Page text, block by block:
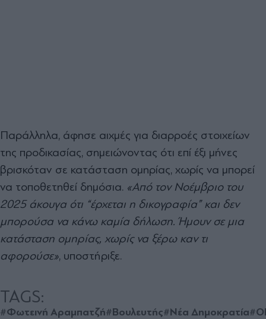
Παράλληλα, άφησε αιχμές για διαρροές στοιχείων
της προδικασίας, σημειώνοντας ότι επί έξι μήνες
βρισκόταν σε κατάσταση ομηρίας, χωρίς να μπορεί
να τοποθετηθεί δημόσια. «Από τον Νοέμβριο του
2025 άκουγα ότι “έρχεται η δικογραφία” και δεν
μπορούσα να κάνω καμία δήλωση. Ήμουν σε μια
κατάσταση ομηρίας, χωρίς να ξέρω καν τι
αφορούσε», υποστήριξε.
TAGS:
#Φωτεινή Αραμπατζή#Βουλευτής#Νέα Δημοκρατία